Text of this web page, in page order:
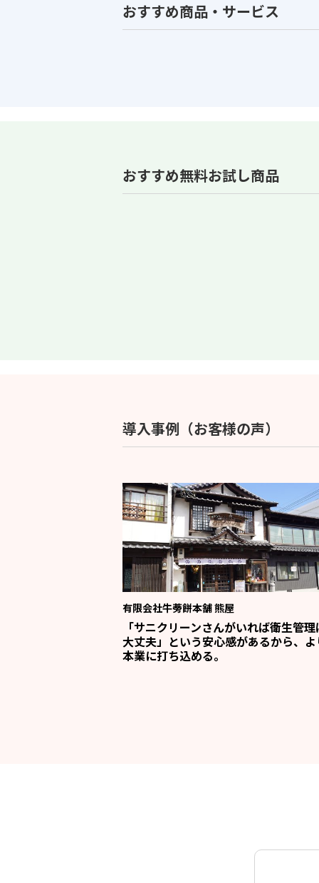
おすすめ商品・サービス
おすすめ無料お試し商品
導入事例（お客様の声）
有限会社牛蒡餅本舗 熊屋
「サニクリーンさんがいれば衛生管理
大丈夫」という安心感があるから、
本業に打ち込める。